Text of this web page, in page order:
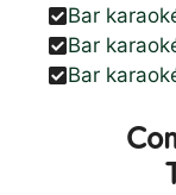
Bar
Bar
Bar